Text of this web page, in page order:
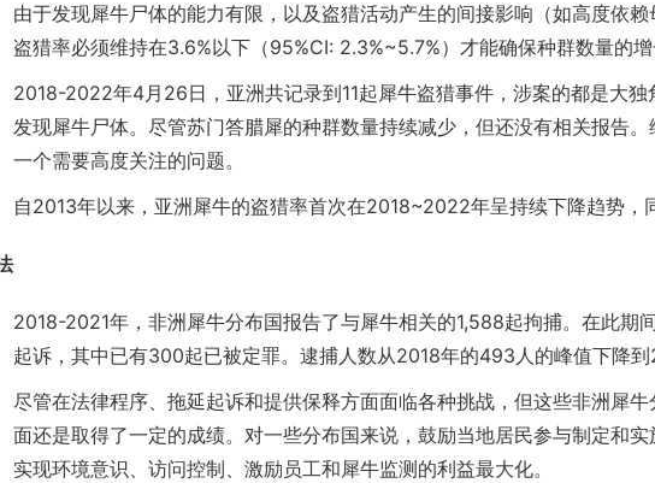
由于发现犀牛尸体的能力有限，以及盗猎活动产生的间接影响（如高度依
盗猎率必须维持在3.6%以下（95%CI: 2.3%~5.7%）才能确保种群数量的增
2018-2022年4月26日，亚洲共记录到11起犀牛盗猎事件，涉案的都是大
发现犀牛尸体。尽管苏门答腊犀的种群数量持续减少，但还没有相关报告
一个需要高度关注的问题。
自2013年以来，亚洲犀牛的盗猎率首次在2018~2022年呈持续下降趋势，
2018-2021年，非洲犀牛分布国报告了与犀牛相关的1,588起拘捕。在此期
起诉，其中已有300起已被定罪。逮捕人数从2018年的493人的峰值下降到
尽管在法律程序、拖延起诉和提供保释方面面临各种挑战，但这些非洲犀
面还是取得了一定的成绩。对一些分布国来说，鼓励当地居民参与制定和
实现环境意识、访问控制、激励员工和犀牛监测的利益最大化。